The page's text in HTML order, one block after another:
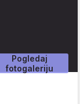
Pogledaj
fotogaleriju